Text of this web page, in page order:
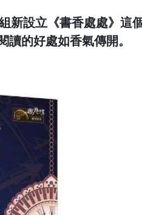
新設立《書香處處》這
的好處如香氣傳開。